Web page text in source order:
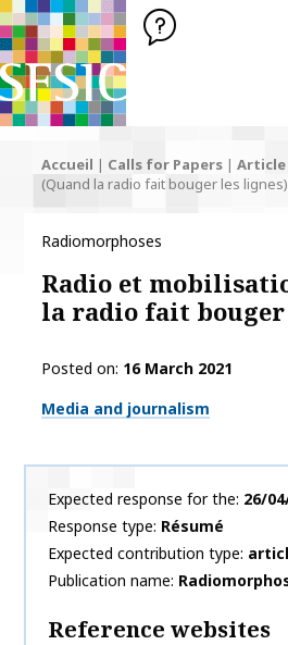
SFSIC Société Française des
Société
Accueil | Calls for Papers | Article
(Quand la radio fait bouger les lignes)
Radiomorphoses
Radio et
la radio fait
Posted on 16 March 2021
Thématiques
Media and journalism
Expected response for the 26/
Response type Résumé
Expected contribution type
Publication name
Reference websites